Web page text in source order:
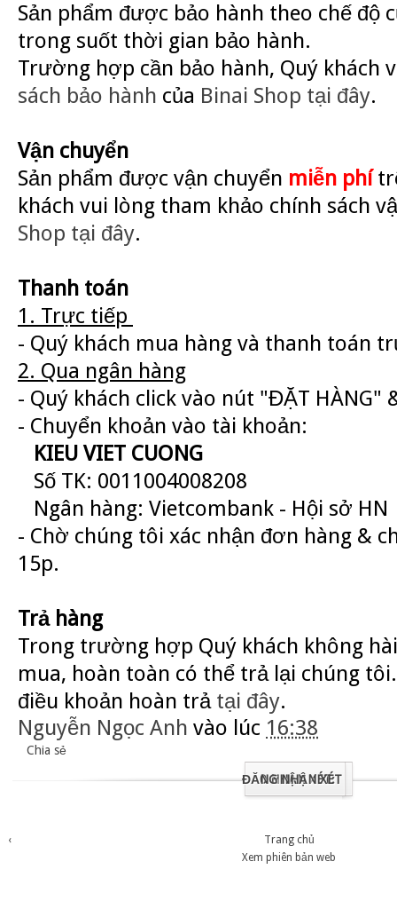
Sản phẩm được bảo hành theo chế độ
trong suốt thời gian bảo hành.
Trường hợp cần bảo hành, Quý khách
sách bảo hành của Binai Shop tại đây.
Vận chuyển
Sản phẩm được vận chuyển miễn phí
khách vui lòng tham khảo chính sách
Shop tại đây.
Thanh toán
1. Trực tiếp
- Quý khách mua hàng và thanh toán
2. Qua ngân hàng
- Quý khách click vào nút "ĐẶT HÀNG"
- Chuyển khoản vào tài khoản:
KIEU VIET CUONG
Số TK: 0011004008208
Ngân hàng: Vietcombank - Hội sở HN
- Chờ chúng tôi xác nhận đơn hàng &
15p.
Trả hàng
Trong trường hợp Quý khách không
mua, hoàn toàn có thể trả lại chúng
điều khoản hoàn trả tại đây.
Nguyễn Ngọc Anh vào lúc 16:38
Chia sẻ
0 NHẬN XÉT:
ĐĂNG NHẬN XÉT
‹
Trang chủ
Xem phiên bản web